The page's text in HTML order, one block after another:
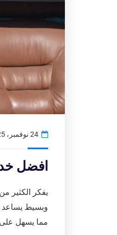
24 نوفمبر، 2025
افضل
يفكر الكثير
وبسيط يساعد
مما يسهل على